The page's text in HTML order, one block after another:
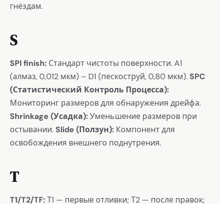
гнёздам.
S
SPI finish: Стандарт чистоты поверхности. A1
(алмаз, 0,012 мкм) – D1 (пескоструй, 0,80 мкм).SPC
(Статистический Контроль Процесса):
Мониторинг размеров для обнаружения дрейфа.
Shrinkage (Усадка):Уменьшение размеров при
остывании.Slide (Ползун): Компонент для
освобождения внешнего поднутрения.
T
T1/T2/TF:Т1 — первые отливки; Т2 — после правок;